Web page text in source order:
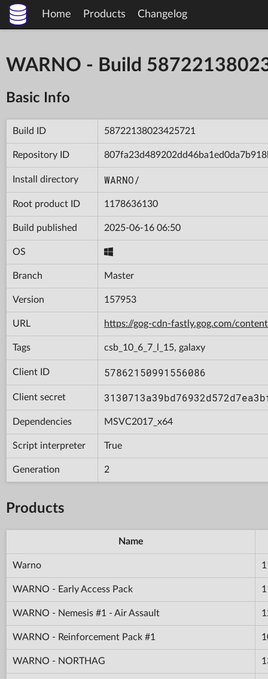
Home Products Changelog
WARNO - Build
Basic Info
Build ID 58722138023425721
Repository ID
Install directory WARNO/
Root product ID 1178636130
Build published 2025-06-16 06:50
OS
Branch Master
Version 157953
URL https://gog-cdn-fastly.gog.com/
Tags csb_10_6_7_l_15, galaxy
Client ID 57862150991556086
Client secret
Dependencies MSVC2017_x64
Script interpreter True
Generation 2
Products
Name
Warno
WARNO - Early Access Pack
WARNO - Nemesis #1 - Air Assault
WARNO - Reinforcement Pack #1
WARNO - NORTHAG